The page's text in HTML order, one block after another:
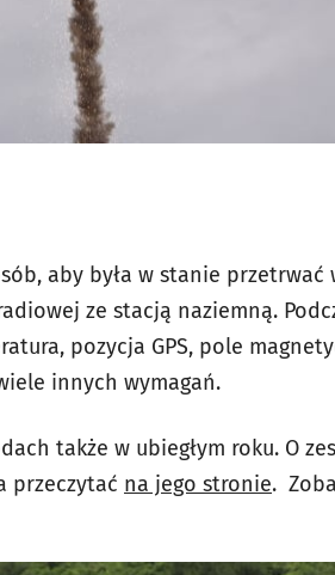
aby była w stanie przetrwać
ze stacją naziemną.
pozycja GPS, pole
innych wymagań.
także w ubiegłym roku. O
przeczytać na jego stronie.